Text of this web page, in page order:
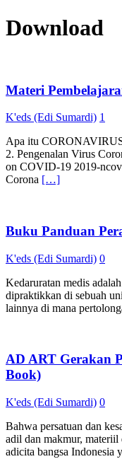
Download
Materi
K'eds (Edi Sumardi) 1
Apa itu
2. Pengenalan Virus
on COVID-19 2019-
Corona […]
Buku Panduan
K'eds (Edi Sumardi) 0
Kedaruratan medis
dipraktikkan di sebuah
lainnya di mana
AD ART Gerakan
Book)
K'eds (Edi Sumardi) 0
Bahwa persatuan dan
adil dan makmur, materiil
adicita bangsa Indonesia